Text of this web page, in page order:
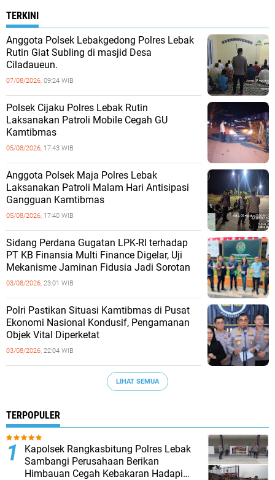
TERKINI
Anggota Polsek Lebakgedong Polres Lebak
Rutin Giat Subling di masjid Desa
Ciladaueun.
07/08/2026, 09:24 WIB
Polsek Cijaku Polres Lebak Rutin
Laksanakan Patroli Mobile Cegah GU
Kamtibmas
05/08/2026, 17:43 WIB
Anggota Polsek Maja Polres Lebak
Laksanakan Patroli Malam Hari Antisipasi
Gangguan Kamtibmas
05/08/2026, 17:40 WIB
Sidang Perdana Gugatan LPK-RI terhadap
PT KB Finansia Multi Finance Digelar, Uji
Mekanisme Jaminan Fidusia Jadi Sorotan
03/08/2026, 23:01 WIB
‎Polri Pastikan Situasi Kamtibmas di Pusat
Ekonomi Nasional Kondusif, Pengamanan
Objek Vital Diperketat
03/08/2026, 22:04 WIB
LIHAT SEMUA
TERPOPULER
Kapolsek Rangkasbitung Polres Lebak
Sambangi Perusahaan Berikan
Himbauan Cegah Kebakaran Hadapi